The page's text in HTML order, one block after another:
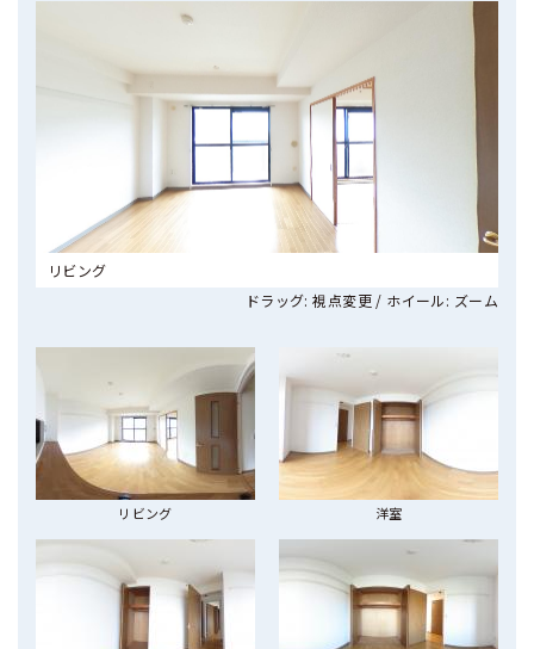
リビング
ドラッグ: 視点変更 / ホイール: ズーム
リビング 洋室